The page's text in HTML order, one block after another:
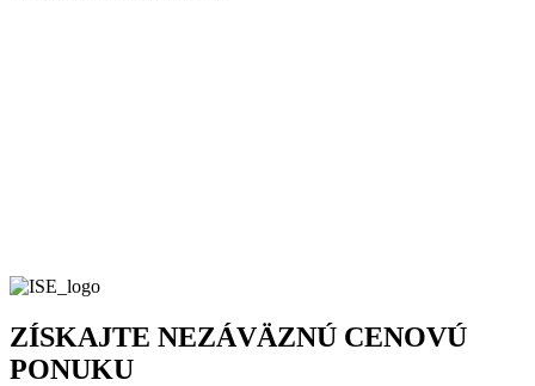
ZÍSKAJTE NEZÁVÄZNÚ CENOVÚ
PONUKU